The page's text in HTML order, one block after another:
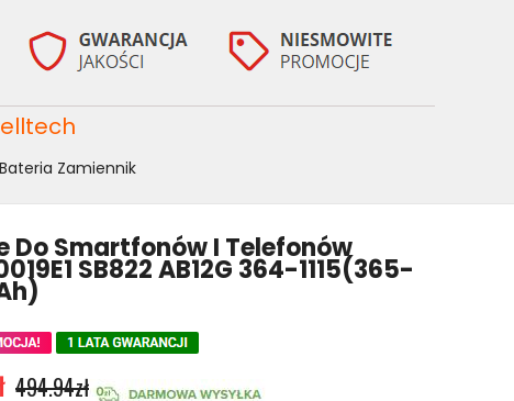
Zamiennik
Do Smartfonów I Telefonów
SB822 AB12G 364-1115(365-
494.94zł